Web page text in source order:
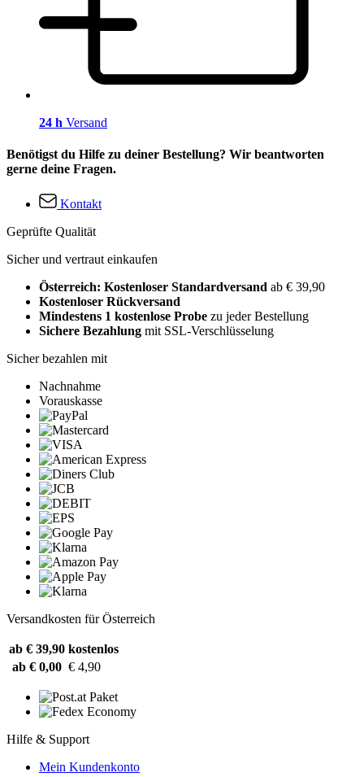
24 h Versand
Benötigst du Hilfe zu deiner Bestellung? Wir beantworten
gerne deine Fragen.
Kontakt
Geprüfte Qualität
Sicher und vertraut einkaufen
Österreich: Kostenloser Standardversand ab € 39,90
Kostenloser Rückversand
Mindestens 1 kostenlose Probe zu jeder Bestellung
Sichere Bezahlung mit SSL-Verschlüsselung
Sicher bezahlen mit
Nachnahme
Vorauskasse
Versandkosten für Österreich
ab € 39,90 kostenlos
ab € 0,00 € 4,90
Hilfe & Support
Mein Kundenkonto